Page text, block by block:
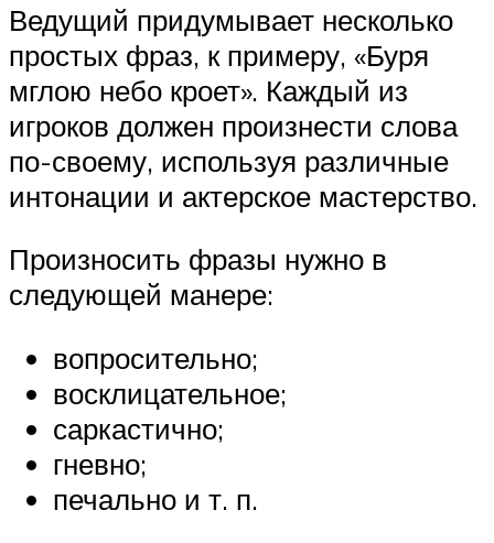
Ведущий придумывает несколько
простых фраз, к примеру, «Буря
мглою небо кроет». Каждый из
игроков должен произнести слова
по-своему, используя различные
интонации и актерское мастерство.
Произносить фразы нужно в
следующей манере:
вопросительно;
восклицательное;
саркастично;
гневно;
печально и т. п.